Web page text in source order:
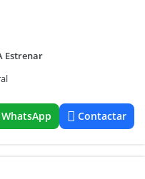
Estrenar
WhatsApp Contactar